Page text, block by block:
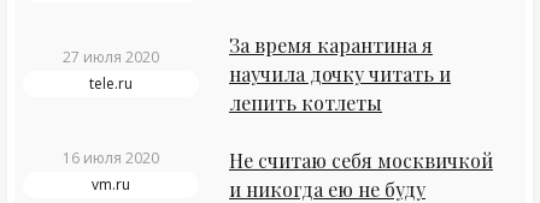
27 июля 2020
tele.ru
За время карантина я
научила дочку читать и
лепить котлеты
16 июля 2020
vm.ru
Не считаю себя москвичкой
и никогда ею не буду